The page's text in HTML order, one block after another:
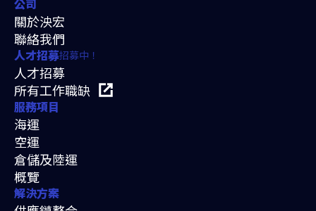
公司
關於泱宏
聯絡我們
人才招募招募中！
人才招募
所有工作職缺
服務項目
海運
空運
倉儲及陸運
概覽
解決方案